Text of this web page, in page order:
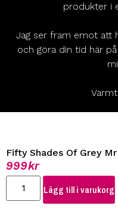
produkter i
Jag ser fram emot att
och göra din tid här på
Fifty Shades Of Grey
999kr
Lägg till i varukorg